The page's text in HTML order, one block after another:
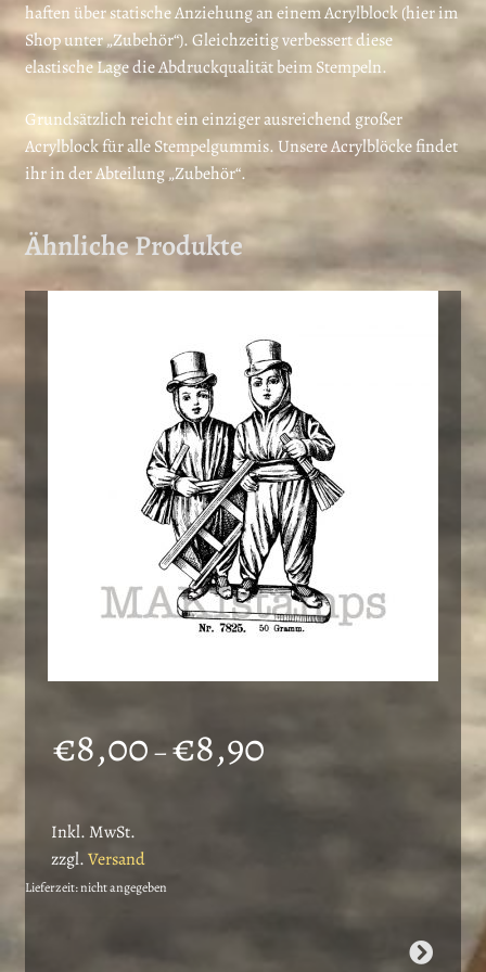
haften über statische Anziehung an einem Acrylblock (hier im
Shop unter „Zubehör“). Gleichzeitig verbessert diese
elastische Lage die Abdruckqualität beim Stempeln.
Grundsätzlich reicht ein einziger ausreichend großer
Acrylblock für alle Stempelgummis. Unsere Acrylblöcke findet
ihr in der Abteilung „Zubehör“.
Ähnliche Produkte
€8,00–€8,90
Inkl. MwSt.
zzgl.Versand
Lieferzeit: nicht angegeben